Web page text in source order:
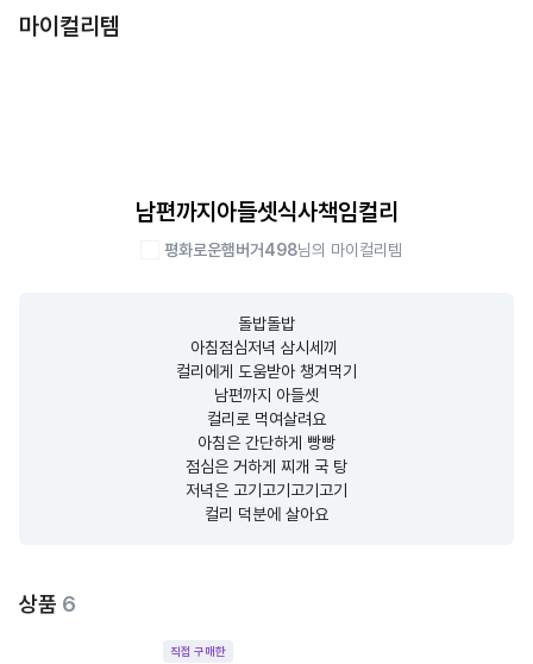
마이컬리템
남편까지아들셋식사책임컬리
평화로운햄버거498님의 마이컬리템
돌밥돌밥
아침점심저녁 삼시세끼
컬리에게 도움받아 챙겨먹기
남편까지 아들셋
컬리로 먹여살려요
아침은 간단하게 빵빵
점심은 거하게 찌개 국 탕
저녁은 고기고기고기고기
컬리 덕분에 살아요
상품 6
직접 구매한